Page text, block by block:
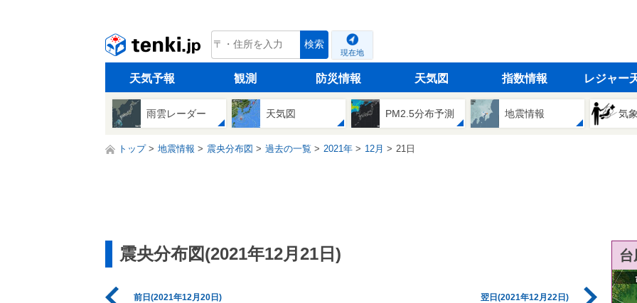
tenki.jp 検索
現在地
天気予報 観測 防災情報 天気図 指数情報 レジャー
雨雲レーダー 天気図 PM2.5分布予測 地震情報 気
トップ 地震情報 震央分布図 過去の一覧 2021年 12月 21日
震央分布図(2021年12月21日)
前日(2021年12月20日) 翌日(2021年12月22日)